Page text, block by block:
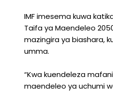
IMF imesema kuwa
Taifa ya Maendeleo
mazingira ya biashara,
umma.
“Kwa kuendeleza
maendeleo ya uchumi